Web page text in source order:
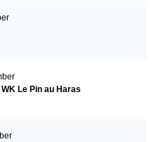
Le Pin au Haras